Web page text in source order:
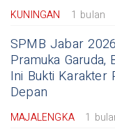
KUNINGAN 1 bulan
SPMB Jabar
Pramuka Garuda,
Ini Bukti Karakter
Depan
MAJALENGKA 1